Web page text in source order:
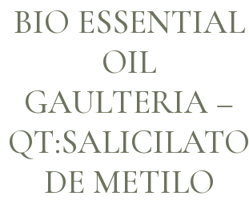
BIO ESSENTIAL
OIL
GAULTERIA –
QT:SALICILATO
DE METILO